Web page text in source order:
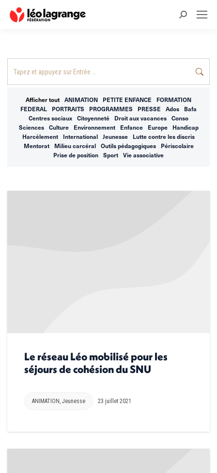
Recherche
Afficher tout ANIMATION PETITE ENFANCE
FORMATION
FEDERAL
PORTRAITS PROGRAMMES PRESSE Ados
Bafa
Centres sociaux
Citoyenneté Droit aux vacances
Conso
Sciences
Culture Environnement Enfance Europe
Handicap
Harcèlement
International Jeunesse
Lutte contre les discris
Mentorat
Milieu carcéral Outils pédagogiques
Périscolaire
Prise de position
Sport Vie associative
Le réseau Léo mobilisé pour les
séjours de cohésion du SNU
ANIMATION Jeunesse 23 juillet 2021